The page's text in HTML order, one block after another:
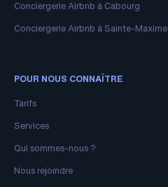
Conciergerie Airbnb à Cabourg
Conciergerie Airbnb à Sainte-Maxime
POUR NOUS CONNAÎTRE
Tarifs
Services
Qui sommes-nous ?
Nous rejoindre